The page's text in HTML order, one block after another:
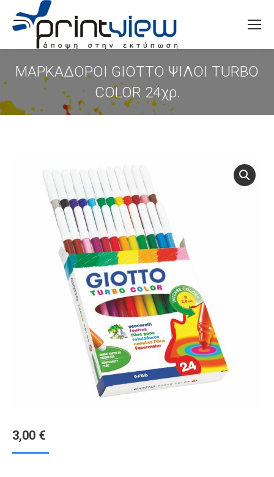
Search:
ΜΑΡΚΑΔΟΡΟΙ GIOTTO ΨΙΛΟΙ TURBO
COLOR 24χρ.
You are here:
3,00 €